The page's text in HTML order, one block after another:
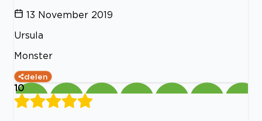
13 November 2019
Ursula
Monster
delen
10